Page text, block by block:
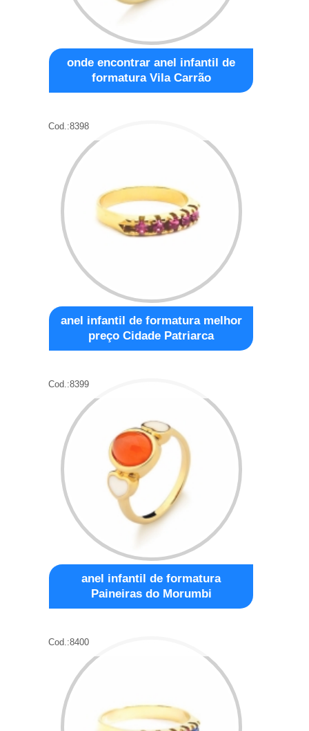
onde encontrar anel infantil de
formatura Vila Carrão
Cod.:8398
anel infantil de formatura melhor
preço Cidade Patriarca
Cod.:8399
anel infantil de formatura
Paineiras do Morumbi
Cod.:8400